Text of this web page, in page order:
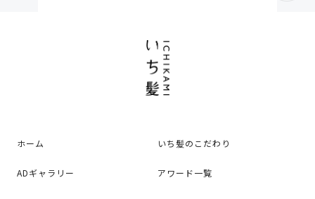
ホーム いち髪のこだわり
ADギャラリー アワード一覧